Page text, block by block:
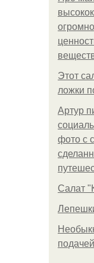
Этот
ложки
Артур
фото с
Салат